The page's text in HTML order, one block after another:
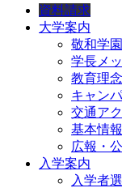
資料請求
大学案内
敬和学
学長メ
教育理
キャン
交通ア
基本情
広報・
入学案内
入学者